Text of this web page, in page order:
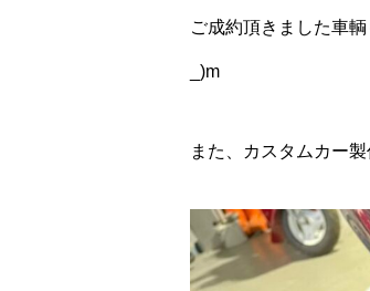
ご成約頂きました車
_)m
また、カスタムカー